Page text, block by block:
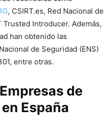
, CSIRT.es, Red Nacional de
Trusted Introducer. Además,
han obtenido las
de Seguridad (ENS)
entre otras.
de
España